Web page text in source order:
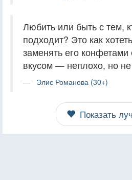
Любить или быть с тем,
подходит? Это как
заменять его
вкусом — неплохо, но
Элис Романова (30+)
Показать